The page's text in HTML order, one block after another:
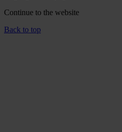
Continue to the website
Back to top